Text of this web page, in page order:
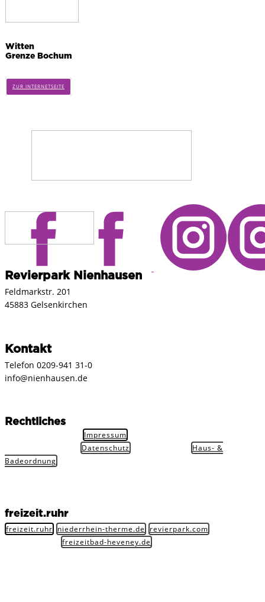
Witten
Grenze Bochum
ZUR INTERNETSEITE
Revierpark Nienhausen
Feldmarkstr. 201
45883 Gelsenkirchen
Kontakt
Telefon 0209-941 31-0
info@nienhausen.de
Rechtliches
Impressum
Datenschutz
Haus- &
Badeordnung
freizeit.ruhr
freizeit.ruhr niederrhein-therme.de
revierpark.com
freizeitbad-heveney.de